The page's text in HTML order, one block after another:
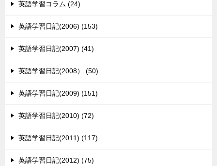
英語学習コラム (24)
英語学習日記(2006) (153)
英語学習日記(2007) (41)
英語学習日記(2008） (50)
英語学習日記(2009) (151)
英語学習日記(2010) (72)
英語学習日記(2011) (117)
英語学習日記(2012) (75)